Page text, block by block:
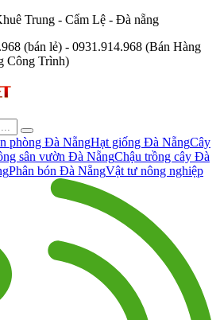
Trung - Cẩm Lệ - Đà nẵng
(bán lẻ) - 0931.914.968 (Bán Hàng
Công Trình)
phòng Đà NẵngHạt giống Đà NẵngCây
sân vườn Đà NẵngChậu trồng cây Đà
Phân bón Đà NẵngVật tư nông nghiệp